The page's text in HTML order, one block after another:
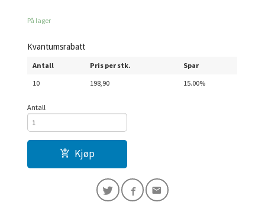
På lager
Kvantumsrabatt
Antall Pris per stk.
Spar
10
198,90 15.00%
Antall
Kjøp